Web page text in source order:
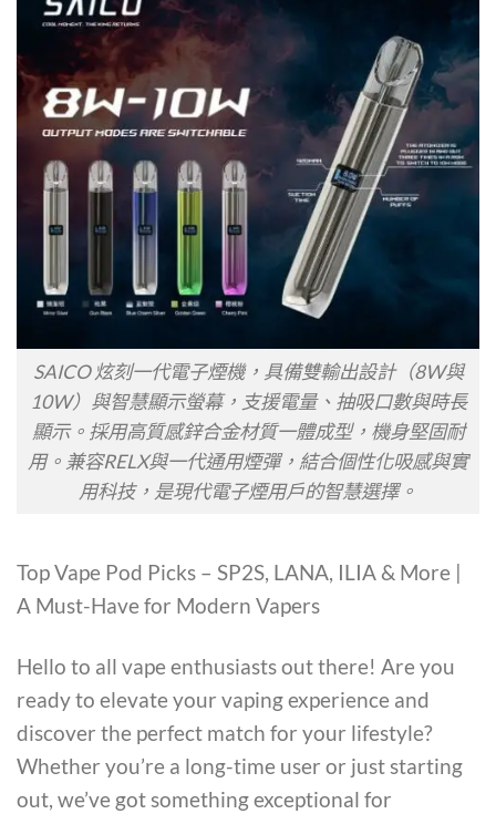
SAICO 炫刻一代電子煙機，具備雙輸出設計（8W與
10W）與智慧顯示螢幕，支援電量、抽吸口數與時長
顯示。採用高質感鋅合金材質一體成型，機身堅固耐
用。兼容RELX與一代通用煙彈，結合個性化吸感與實
用科技，是現代電子煙用戶的智慧選擇。
Top Vape Pod Picks – SP2S, LANA, ILIA & More |
A Must-Have for Modern Vapers
Hello to all vape enthusiasts out there! Are you
ready to elevate your vaping experience and
discover the perfect match for your lifestyle?
Whether you’re a long-time user or just starting
out, we’ve got something exceptional for